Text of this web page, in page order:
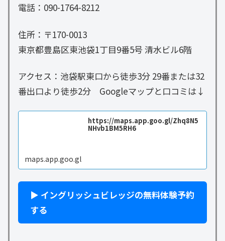
電話：090-1764-8212
住所：〒170-0013
東京都豊島区東池袋1丁目9番5号 清水ビル6階
アクセス：池袋駅東口から徒歩3分 29番または32
番出口より徒歩2分 Googleマップと口コミは↓
https://maps.app.goo.gl/Zhq8N5
NHvb1BM5RH6
maps.app.goo.gl
▶ イングリッシュビレッジの無料体験予約
する